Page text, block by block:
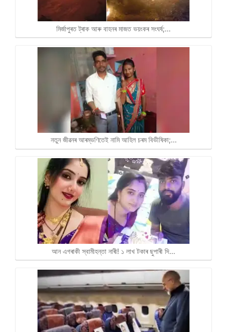
মিৰ্জাপুৰত ট্ৰাক আৰু বাহনৰ মাজত ভয়ংকৰ সংঘৰ্ষ;…
নতুন জীৱনৰ আৰম্ভণিতেই নামি আহিল চৰম বিভীষিকা;…
আন এগৰাকী স্বামীহন্তা নাৰী! ১ লাখ টকাৰ ছুপাৰী দি…